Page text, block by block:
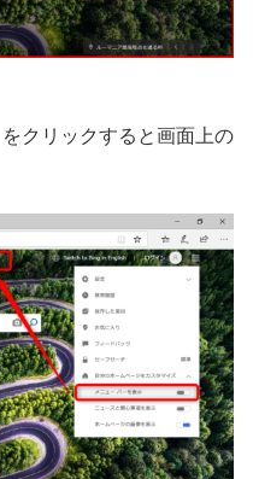
クリックすると画面上の